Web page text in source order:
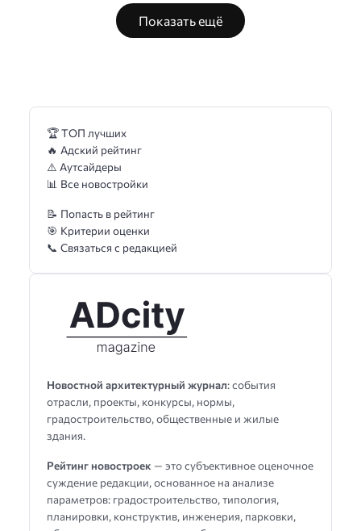
Показать ещё
Новостной архитектурный журнал: события
отрасли, проекты, конкурсы, нормы,
градостроительство, общественные и жилые
здания.
Рейтинг новостроек — это субъективное оценочное
суждение редакции, основанное на анализе
параметров: градостроительство, типология,
планировки, конструктив, инженерия, парковки,
🏆 ТОП лучших
🔥 Адский рейтинг
⚠️ Аутсайдеры
📊 Все новостройки
📝 Попасть в рейтинг
🎯 Критерии оценки
📞 Связаться с редакцией